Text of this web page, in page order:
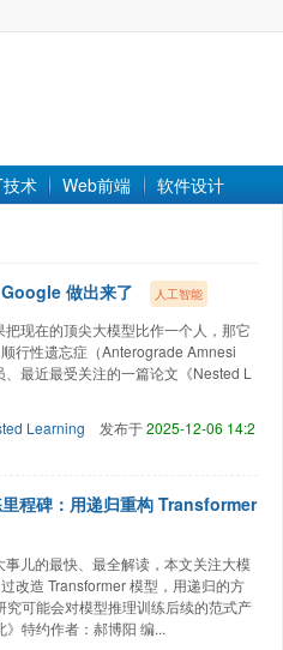
术 Web前端
软件设计
做出来了 人工智能
现在的顶尖大模型比作一个人，那它
行性遗忘症（Anterograde Amnesi
最近最受关注的一篇论文《Nested L
Learning 发布于2025-12-06 14:2
程碑：用递归重构 Transformer
儿的最快、最全解读，本文关注大模
造 Transformer 模型，用递归的方
可能会对模型推理训练后续的范式产
特约作者：郝博阳 编...